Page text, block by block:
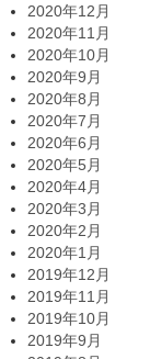
2020年12月
2020年11月
2020年10月
2020年9月
2020年8月
2020年7月
2020年6月
2020年5月
2020年4月
2020年3月
2020年2月
2020年1月
2019年12月
2019年11月
2019年10月
2019年9月